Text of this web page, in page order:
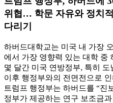
위협… 학문 자유와 정치
다리기
하버드대학교는 미국 내 가장
에서 가장 영향력 있는 대학 중
몇 달간 미국 연방정부, 특히
이후 행정부와의 전면전으로
트럼프 행정부는 하버드를 “진
정부가 제공하는 연구 보조금